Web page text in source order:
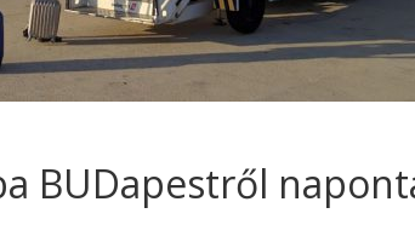
BUDapestről